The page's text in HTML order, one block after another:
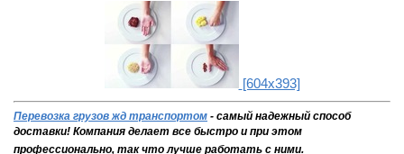
[604x393]
Перевозка грузов жд транспортом - самый надежный способ
доставки! Компания делает все быстро и при этом
профессионально, так что лучше работать с ними.